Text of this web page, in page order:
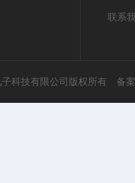
联系
科技有限公司版权所有 备